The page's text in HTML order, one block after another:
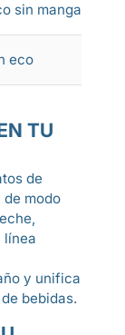
sin manga
eco
TU
de
modo
línea
y unifica
bebidas.